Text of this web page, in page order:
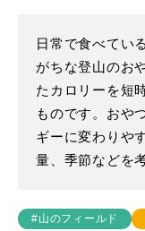
日常で食べてい
がちな登山のお
たカロリーを短
ものです。おや
ギーに変わりや
量、季節などを
#山のフィールド